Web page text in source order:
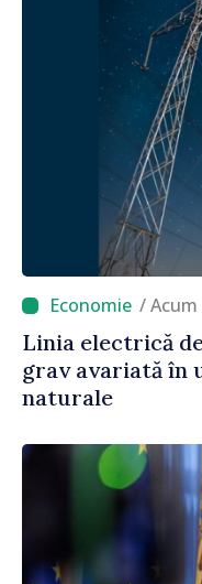
/
Linia electrică
grav avariată în
naturale